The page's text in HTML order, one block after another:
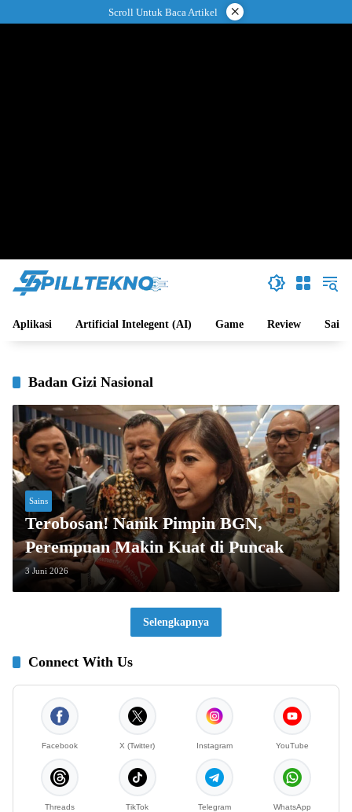
ke
Scroll Untuk Baca Artikel ×
Aplikasi Artificial Intelegent (AI) Game Review Sains
Badan Gizi Nasional
Sains
Terobosan! Nanik Pimpin BGN,
Perempuan Makin Kuat di Puncak
3 Juni 2026
Selengkapnya
Connect With Us
Facebook X (Twitter) Instagram YouTube
Threads TikTok Telegram WhatsApp